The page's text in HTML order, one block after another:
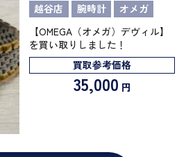
越谷店 腕時計
オメガ
【OMEGA（オメガ）デヴィル】
を買い取りしました！
買取参考価格
35,000 円